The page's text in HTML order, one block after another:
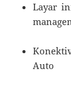
Layar
Auto